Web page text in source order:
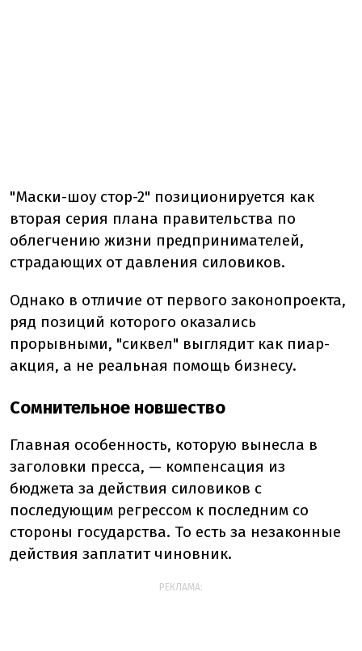
"Маски-шоу стор-2" позиционируется как
вторая серия плана правительства по
облегчению жизни предпринимателей,
страдающих от давления силовиков.
Однако в отличие от первого законопроекта,
ряд позиций которого оказались
прорывными, "сиквел" выглядит как пиар-
акция, а не реальная помощь бизнесу.
Сомнительное новшество
Главная особенность, которую вынесла в
заголовки пресса, — компенсация из
бюджета за действия силовиков с
последующим регрессом к последним со
стороны государства. То есть за незаконные
действия заплатит чиновник.
РЕКЛАМА: